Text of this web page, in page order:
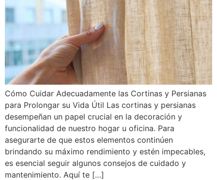
Cómo Cuidar Adecuadamente las Cortinas y Persianas
para Prolongar su Vida Útil Las cortinas y persianas
desempeñan un papel crucial en la decoración y
funcionalidad de nuestro hogar u oficina. Para
asegurarte de que estos elementos continúen
brindando su máximo rendimiento y estén impecables,
es esencial seguir algunos consejos de cuidado y
mantenimiento. Aquí te […]